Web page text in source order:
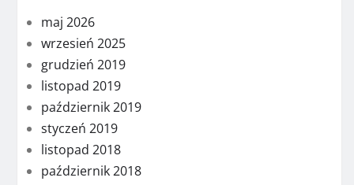
maj 2026
wrzesień 2025
grudzień 2019
listopad 2019
październik 2019
styczeń 2019
listopad 2018
październik 2018